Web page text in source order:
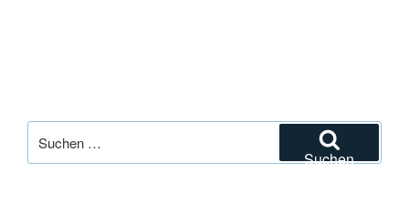
nach:
Suchen